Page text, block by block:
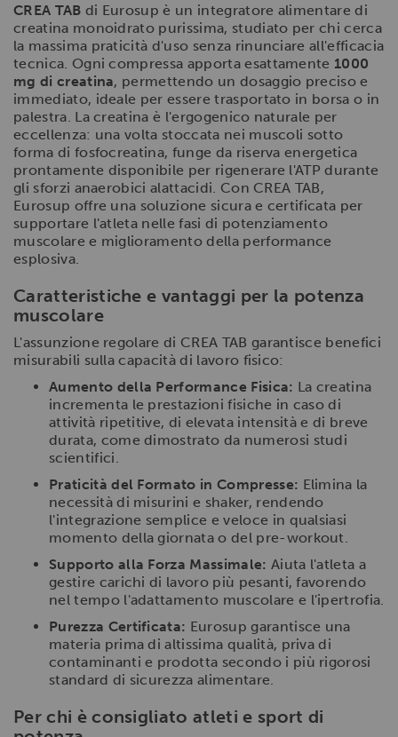
CREA TAB di Eurosup è un integratore alimentare di
creatina monoidrato purissima, studiato per chi cerca
la massima praticità d'uso senza rinunciare all'efficacia
tecnica. Ogni compressa apporta esattamente 1000
mg di creatina, permettendo un dosaggio preciso e
immediato, ideale per essere trasportato in borsa o in
palestra. La creatina è l'ergogenico naturale per
eccellenza: una volta stoccata nei muscoli sotto
forma di fosfocreatina, funge da riserva energetica
prontamente disponibile per rigenerare l'ATP durante
gli sforzi anaerobici alattacidi. Con CREA TAB,
Eurosup offre una soluzione sicura e certificata per
supportare l'atleta nelle fasi di potenziamento
muscolare e miglioramento della performance
esplosiva.
Caratteristiche e vantaggi per la potenza
muscolare
L'assunzione regolare di CREA TAB garantisce benefici
misurabili sulla capacità di lavoro fisico:
Aumento della Performance Fisica: La creatina
incrementa le prestazioni fisiche in caso di
attività ripetitive, di elevata intensità e di breve
durata, come dimostrato da numerosi studi
scientifici.
Praticità del Formato in Compresse: Elimina la
necessità di misurini e shaker, rendendo
l'integrazione semplice e veloce in qualsiasi
momento della giornata o del pre-workout.
Supporto alla Forza Massimale: Aiuta l'atleta a
gestire carichi di lavoro più pesanti, favorendo
nel tempo l'adattamento muscolare e l'ipertrofia.
Purezza Certificata: Eurosup garantisce una
materia prima di altissima qualità, priva di
contaminanti e prodotta secondo i più rigorosi
standard di sicurezza alimentare.
Per chi è consigliato atleti e sport di